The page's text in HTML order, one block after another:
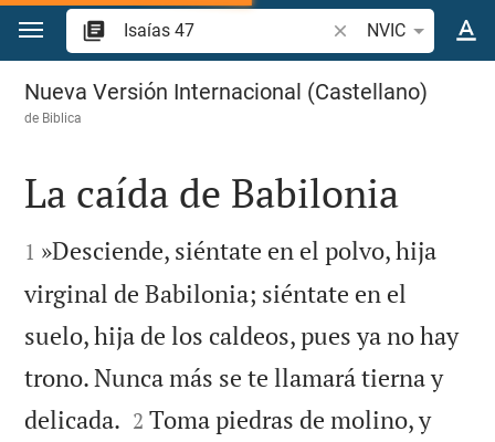
Ir a un contenido
Buscar versículo
NVIC
Isaías 47
Nueva Versión Internacional (Castellano)
de Biblica

La caída de Babilonia

1 »Desciende, siéntate en el polvo, hija
virginal de Babilonia; siéntate en el
suelo, hija de los caldeos, pues ya no hay
trono. Nunca más se te llamará tierna y
delicada. 

2 Toma piedras de molino, y